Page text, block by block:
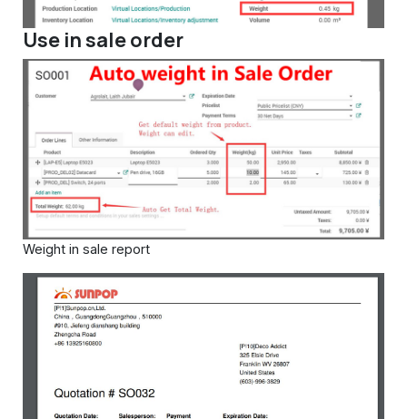
Use in sale order
Weight in sale report